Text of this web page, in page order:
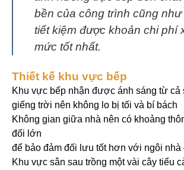
bền của công trình cũng như
tiết kiệm được khoản chi phí
mức tốt nhất.
Thiết kế khu vực bếp
Khu vực bếp nhận được ánh sáng từ cả
giếng trời nên không lo bị tối và bí bách
Không gian giữa nhà nên có khoảng
đối lớn
để bảo đảm đối lưu tốt hơn với ngôi nhà
Khu vực sân sau trồng một vài cây tiểu